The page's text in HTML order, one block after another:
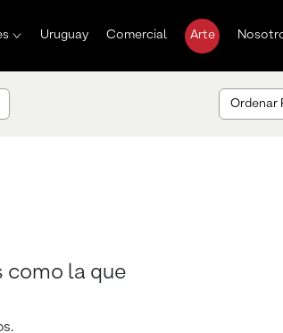
Uruguay Comercial Arte
Ordenar
como la que